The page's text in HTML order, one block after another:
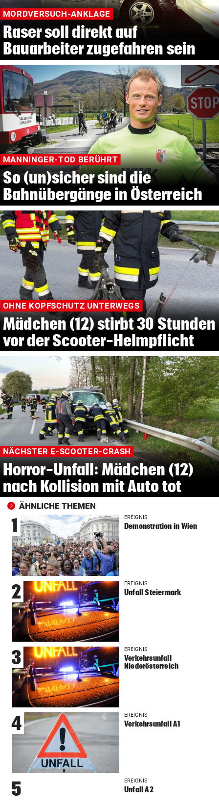
MORDVERSUCH-ANKLAGE
Raser soll direkt auf
Bauarbeiter zugefahren sein
MANNINGER-TOD BERÜHRT
So (un)sicher sind die
Bahnübergänge in Österreich
OHNE KOPFSCHUTZ UNTERWEGS
Mädchen (12) stirbt 30 Stunden
vor der Scooter-Helmpflicht
NÄCHSTER E-SCOOTER-CRASH
Horror-Unfall: Mädchen (12)
nach Kollision mit Auto tot
ÄHNLICHE THEMEN
1 EREIGNIS
Demonstration in Wien
2 EREIGNIS
Unfall Steiermark
3 EREIGNIS
Verkehrsunfall
Niederösterreich
4 EREIGNIS
Verkehrsunfall A1
5 EREIGNIS
Unfall A2